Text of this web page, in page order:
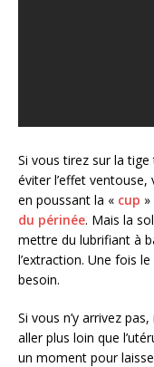
Si vous tirez sur la
éviter l’effet
en poussant la « cup
du périnée. Mais la
mettre du lubrifiant à
l’extraction. Une fois
besoin.
Si vous n’y arrivez
aller plus loin que
un moment pour